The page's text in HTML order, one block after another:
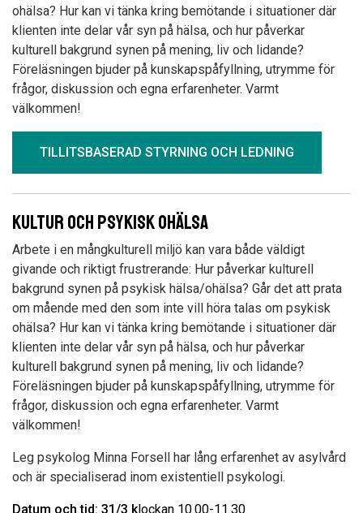
ohälsa? Hur kan vi tänka kring bemötande i situationer där
klienten inte delar vår syn på hälsa, och hur påverkar
kulturell bakgrund synen på mening, liv och lidande?
Föreläsningen bjuder på kunskapspåfyllning, utrymme för
frågor, diskussion och egna erfarenheter. Varmt
välkommen!
TILLITSBASERAD STYRNING OCH LEDNING
Kultur och psykisk ohälsa
Arbete i en mångkulturell miljö kan vara både väldigt
givande och riktigt frustrerande: Hur påverkar kulturell
bakgrund synen på psykisk hälsa/ohälsa? Går det att prata
om mående med den som inte vill höra talas om psykisk
ohälsa? Hur kan vi tänka kring bemötande i situationer där
klienten inte delar vår syn på hälsa, och hur påverkar
kulturell bakgrund synen på mening, liv och lidande?
Föreläsningen bjuder på kunskapspåfyllning, utrymme för
frågor, diskussion och egna erfarenheter. Varmt
välkommen!
Leg psykolog Minna Forsell har lång erfarenhet av asylvård
och är specialiserad inom existentiell psykologi.
Datum och tid: 31/3 klockan 10.00-11.30